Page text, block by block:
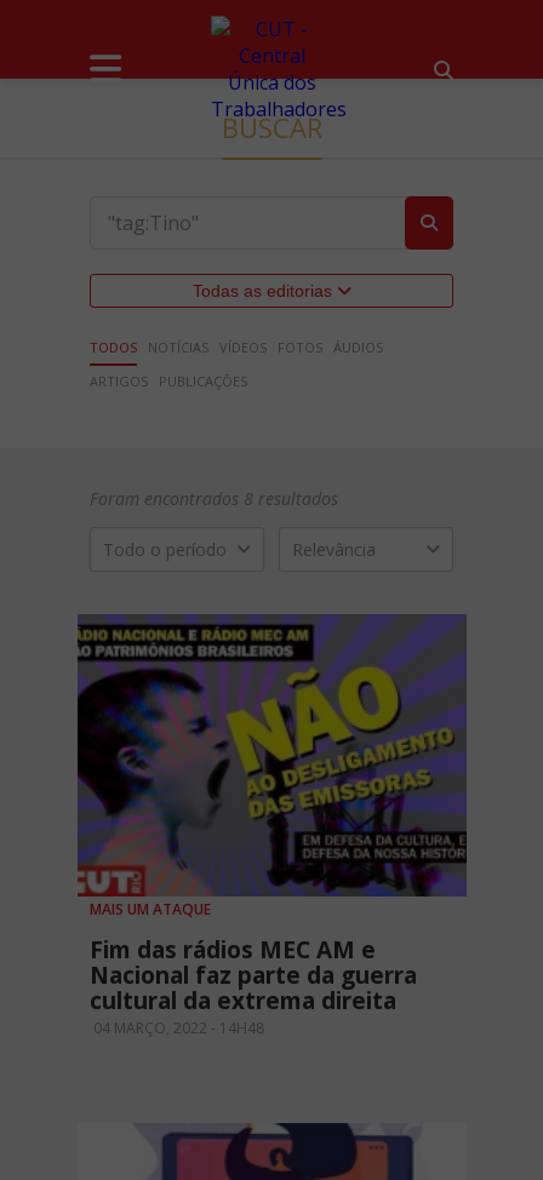
BUSCAR
Todas as editorias
TODOS NOTÍCIAS VÍDEOS FOTOS ÁUDIOS
ARTIGOS
PUBLICAÇÕES
Foram encontrados 8 resultados
Todo o período Relevância
MAIS UM ATAQUE
Fim das rádios MEC AM e
Nacional faz parte da guerra
cultural da extrema direita
04 MARÇO, 2022 - 14H48